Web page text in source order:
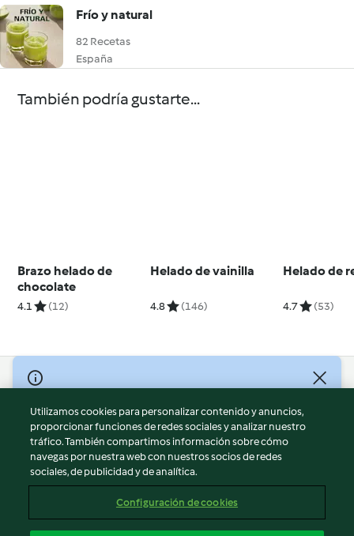
Frío y natural
82 Recetas
España
También podría gustarte...
Brazo helado de
chocolate
4.1 (12)
Helado de vainilla
4.8 (146)
Helado de
4.7 (53)
© Copyright 2026
Términos de uso
Política de privacidad
Aviso legal
Información legal
Reportar contenido
Utilizamos cookies para personalizar contenido y anuncios,
proporcionar funciones de redes sociales y analizar nuestro
tráfico. También compartimos información sobre cómo
navegas por nuestra web con nuestros socios de redes
sociales, de publicidad y de analítica.
Configuración de cookies